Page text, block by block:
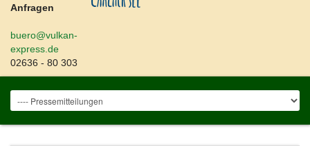
Anfragen
buero@vulkan-
express.de
02636 - 80 303